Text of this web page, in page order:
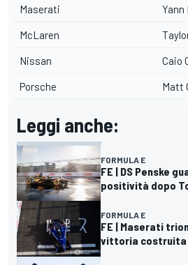
Maserati Yann
McLaren
Nissan Caio
Porsche Matt
Leggi anche:
FORMULA E
FE | DS Penske
positività dopo
FORMULA E
FE | Maserati
vittoria costruita